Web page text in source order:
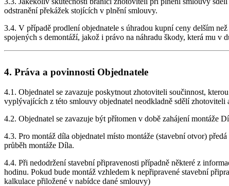
odstranění překážek stojících v plnění smlouvy.
3.4. V případě prodlení objednatele s úhradou kupní ceny delším
spojených s demontáží, jakož i právo na náhradu škody, která mu v
4. Práva a povinnosti Objednatele
4.1. Objednatel se zavazuje poskytnout zhotoviteli součinnost,
vyplývajících z této smlouvy objednatel neodkladně sdělí zhotoviteli
4.2. Objednatel se zavazuje být přítomen v době zahájení montáže
4.3. Pro montáž díla objednatel místo montáže (stavební otvor)
průběh montáže Díla.
4.4. Při nedodržení stavební připravenosti případně některé z
hodinu. Pokud bude montáž vzhledem k nepřipravené stavební
kalkulace přiložené v nabídce dané smlouvy)